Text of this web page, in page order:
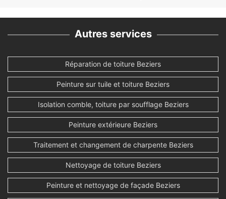
Autres services
Réparation de toiture Beziers
Peinture sur tuile et toiture Beziers
Isolation comble, toiture par soufflage Beziers
Peinture extérieure Beziers
Traitement et changement de charpente Beziers
Nettoyage de toiture Beziers
Peinture et nettoyage de façade Beziers